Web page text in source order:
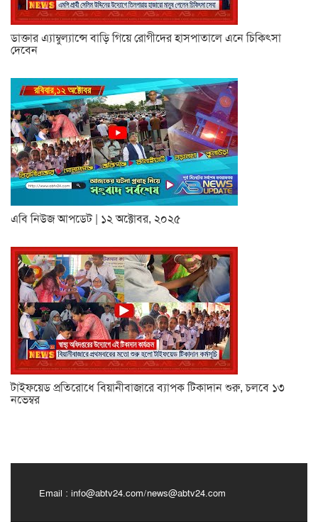
ডাক্তার এ্যাম্বুল্যান্সে বাড়ি গিয়ে রোগীদের হাসপাতালে এনে চিকিৎসা
দেবেন
এবি নিউজ আপডেট | ১২ অক্টোবর, ২০২৫
টাইফয়েড প্রতিরোধে বিয়ানীবাজারে ব্যাপক টিকাদান শুরু, চলবে ১৩
নভেম্বর
Email : info@abtv24.com/news@abtv24.com